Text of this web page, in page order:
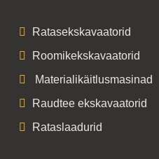
Ratasekskavaatorid
Roomikekskavaatorid
Materialikäitlusmasinad
Raudtee ekskavaatorid
Rataslaadurid